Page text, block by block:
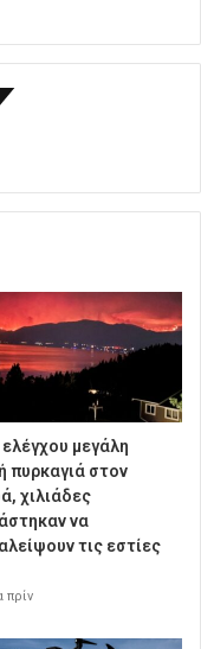
μεγάλη
πυρκαγιά στον
χιλιάδες
να
τις εστίες
πρίν